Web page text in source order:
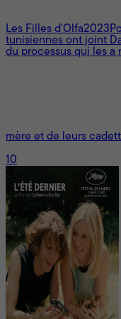
Les Filles d'Olfa2023
tunisiennes ont joint
du processus qui les a
mère et de leurs
10